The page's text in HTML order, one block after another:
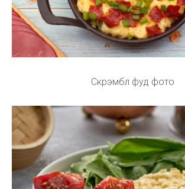
Скрэмбл фуд фото